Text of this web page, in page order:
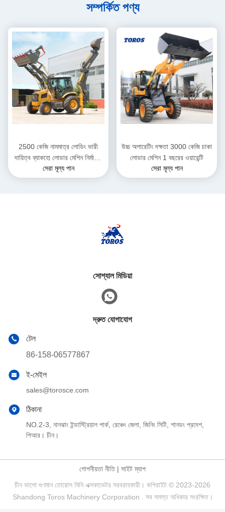
সম্পর্কিত পণ্য
2500 কেজি নামমাত্র লোডিং ভারী
দায়িত্ব ব্যাকহো লোডার মেশিন নির্মাণের
জন্য
সেরা মূল্য পান
উচ্চ অপারেটিং দক্ষতা 3000 কেজি চাকা
লোডার মেশিন 1 বছরের ওয়ারেন্টি
সেরা মূল্য পান
সোশ্যাল মিডিয়া
দ্রুত যোগাযোগ
টেল
86-158-06577867
ই-মেইল
sales@torosce.com
ঠিকানা
NO.2-3, নানঝাং ইন্ডাস্ট্রিয়াল পার্ক, রেঞ্চেং জেলা, জিনিং সিটি, শানডং প্রদেশ,
পিআর। চীন।
গোপনীয়তা নীতি| সাইট ম্যাপ
চীন ভালো গুণমান তোরোস মিনি এক্সকাভেটর সরবরাহকারী। কপিরাইট © 2023-2026
Shandong Toros Machinery Corporation . সব সমস্ত অধিকার সংরক্ষিত।